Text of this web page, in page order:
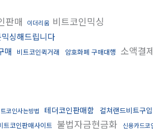
판매 이더리움 비트코인믹싱
싱해드립니다
매 비트코인퀵거래 암호화폐 구매대행 소액결
코인사는방법 테더코인판매함 컬쳐랜드비트구입
트코인판매사이트 불법자금현금화 신용카드코